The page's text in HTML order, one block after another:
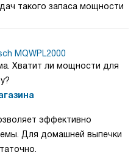
такого запаса мощности
MQWPL2000
Хватит ли мощности для
эффективно
Для домашней выпечки